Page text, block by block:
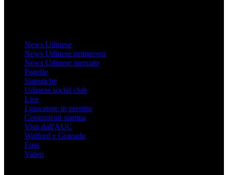
News Udinese
News Udinese primavera
News Udinese mercato
Pagelle
Statistiche
Udinese social club
Live
I giocatore in prestito
Comunicati stampa
Visti dall'AUC
Watford e Granada
Foto
Video